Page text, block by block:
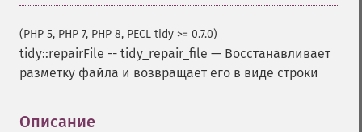
(PHP 5, PHP 7, PHP 8, PECL tidy >= 0.7.0)
tidy::repairFile -- tidy_repair_file — Восстанавливает
разметку файла и возвращает его в виде строки
Описание